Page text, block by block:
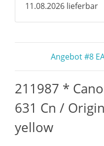
11.08.2026 lieferbar
Angebot #8
211987 *
631 Cn /
yellow